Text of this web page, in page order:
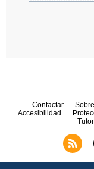
Contactar
Accesibilidad